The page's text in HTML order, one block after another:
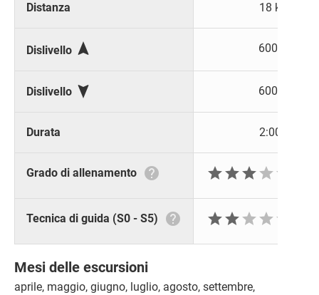
Distanza 18 km
Dislivello  600 m
Dislivello  600 m
Durata 2:00 h
Grado di allenamento  
Tecnica di guida (S0 - S5)  
Mesi delle escursioni
aprile, maggio, giugno, luglio, agosto, settembre,